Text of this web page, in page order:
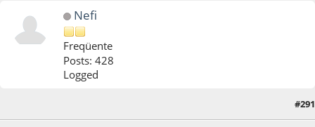
Nefi
Freqüente
Posts: 428
Logged
#291